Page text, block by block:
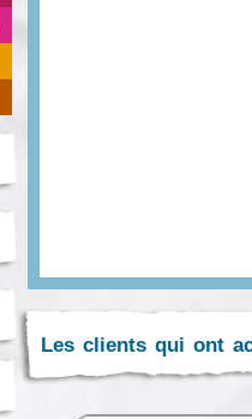
Les clients qui ont